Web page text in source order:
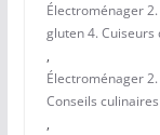
Électroménager
gluten 4. Cuiseurs
,
Électroménager
Conseils
,